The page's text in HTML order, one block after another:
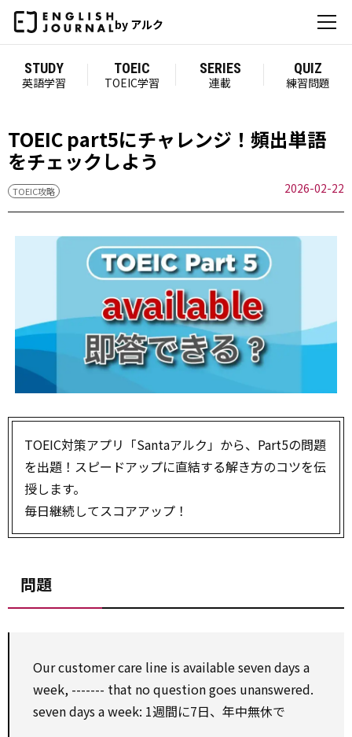
by アルク
STUDY
英語学習
TOEIC
TOEIC学習
SERIES
連載
QUIZ
練習問題
TOEIC part5にチャレンジ！頻出単語
をチェックしよう
TOEIC攻略 2026-02-22
TOEIC対策アプリ「Santaアルク」から、Part5の問題
を出題！スピードアップに直結する解き方のコツを伝
授します。
毎日継続してスコアアップ！
問題
Our customer care line is available seven days a
week, ------- that no question goes unanswered.
seven days a week: 1週間に7日、年中無休で